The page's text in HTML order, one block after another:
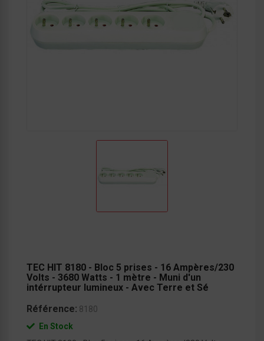
TEC HIT 8180 - Bloc 5 prises - 16 Ampères/230
Volts - 3680 Watts - 1 mètre - Muni d'un
intérrupteur lumineux - Avec Terre et Sé
Référence: 8180
En Stock